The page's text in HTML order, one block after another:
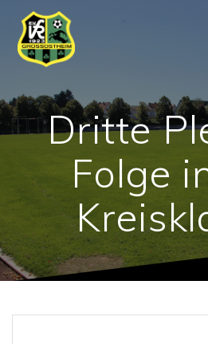
Dritte
Folge